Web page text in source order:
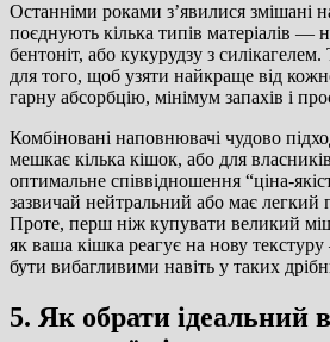
Останніми роками з’явилися змішані
поєднують кілька типів матеріалів —
бентоніт, або кукурудзу з
для того, щоб узяти найкраще від
гарну абсорбцію, мінімум запахів і
Комбіновані наповнювачі чудово
мешкає кілька кішок, або для
оптимальне співвідношення “ціна-
зазвичай нейтральний або має легкий
Проте, перш ніж купувати великий
як ваша кішка реагує на нову
бути вибагливими навіть у таких
5. Як обрати ідеальний